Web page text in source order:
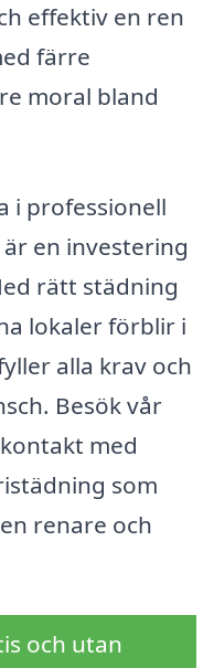
effektiv en ren
färre
moral bland
i professionell
är en investering
rätt städning
lokaler förblir i
alla krav och
Besök vår
med
som
renare och
och utan